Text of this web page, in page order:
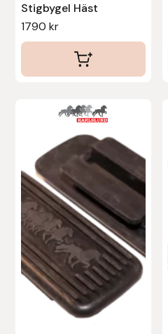
Stigbygel Häst
1790kr
Leovet
Lippo
Mias Ridsport
Mountain Horse
Muck Boot Company
Mustad
Nammi Godis